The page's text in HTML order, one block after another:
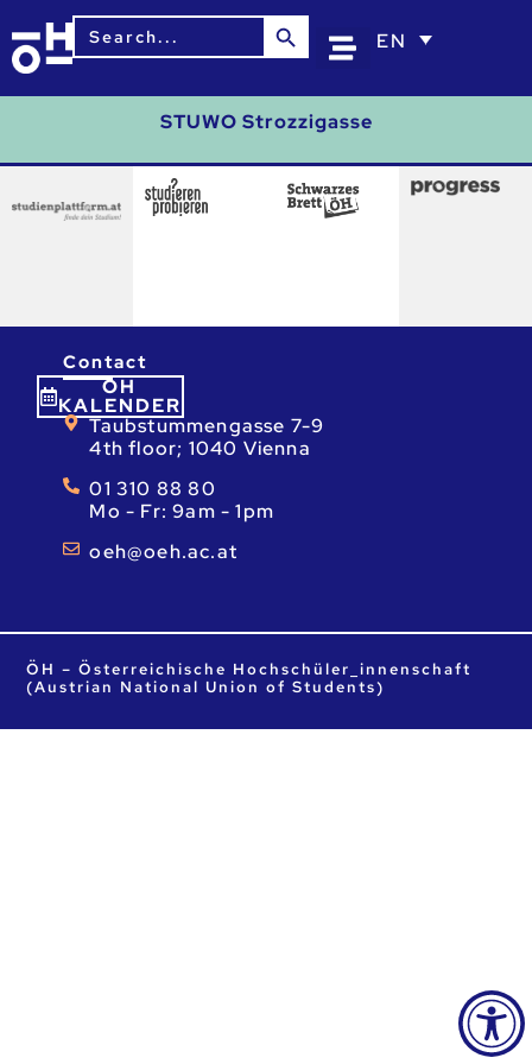
Search
for:
Search Button
EN
STUWO Strozzigasse
ÖH
KALENDER
Contact
Taubstummengasse 7-9
4th floor; 1040 Vienna
01 310 88 80
Mo - Fr: 9am - 1pm
ta.ca.heo@heo
ÖH – Österreichische Hochschüler_innenschaft
(Austrian National Union of Students)